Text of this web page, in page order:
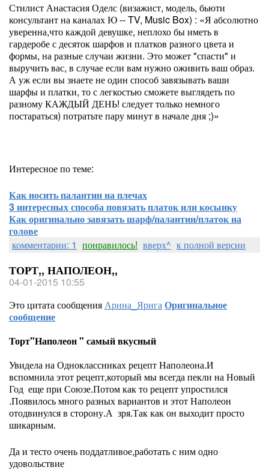
Стилист Анастасия Оделс (визажист, модель, бьюти
консультант на каналах Ю -- TV, Music Box) : «Я абсолютно
уверенна,что каждой девушке, неплохо бы иметь в
гардеробе с десяток шарфов и платков разного цвета и
формы, на разные случаи жизни. Это может "спасти" и
выручить вас, в случае если вам нужно оживить ваш образ.
А уж если вы знаете не один способ завязывать ваши
шарфы и платки, то с легкостью сможете выглядеть по
разному КАЖДЫЙ ДЕНЬ! следует только немного
постараться) потратьте пару минут в начале дня ;)»
Интересное по теме:
Как носить палантин на плечах
3 интересных способа повязать платок или косынку
Как оригинально завязать шарф/палантин/платок на
голове
комментарии: 1 понравилось! вверх^ к полной версии
ТОРТ,, НАПОЛЕОН,,
04-01-2015 10:55
Это цитата сообщенияАрина_ЯригаОригинальное
сообщение
Торт"Наполеон " самый вкусный
Увидела на Одноклассниках рецепт Наполеона.И
вспомнила этот рецепт,который мы всегда пекли на Новый
Год еще при Союзе.Потом как то рецепт упростился
.Появилось много разных вариантов и этот Наполеон
отодвинулся в сторону.А зря.Так как он выходит просто
шикарным.
Да и тесто очень поддатливое,работать с ним одно
удовольствие